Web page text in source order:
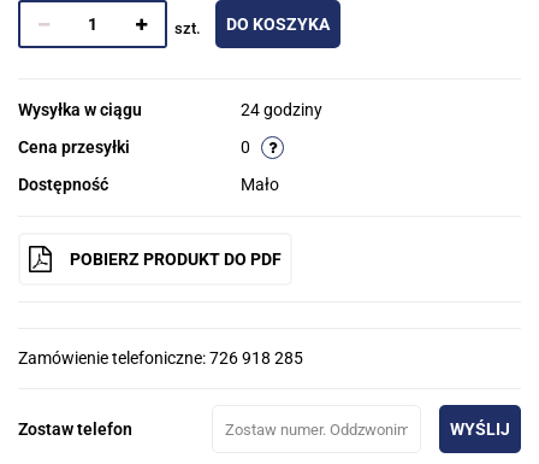
szt. DO KOSZYKA
Wysyłka w ciągu
24 godziny
Cena przesyłki
0
Dostępność
Mało
POBIERZ PRODUKT DO PDF
Zamówienie telefoniczne: 726 918 285
Zostaw telefon WYŚLIJ